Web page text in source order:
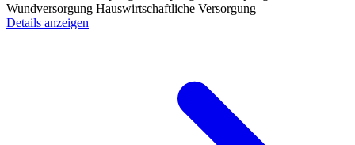
Wundversorgung Hauswirtschaftliche Versorgung
Details anzeigen